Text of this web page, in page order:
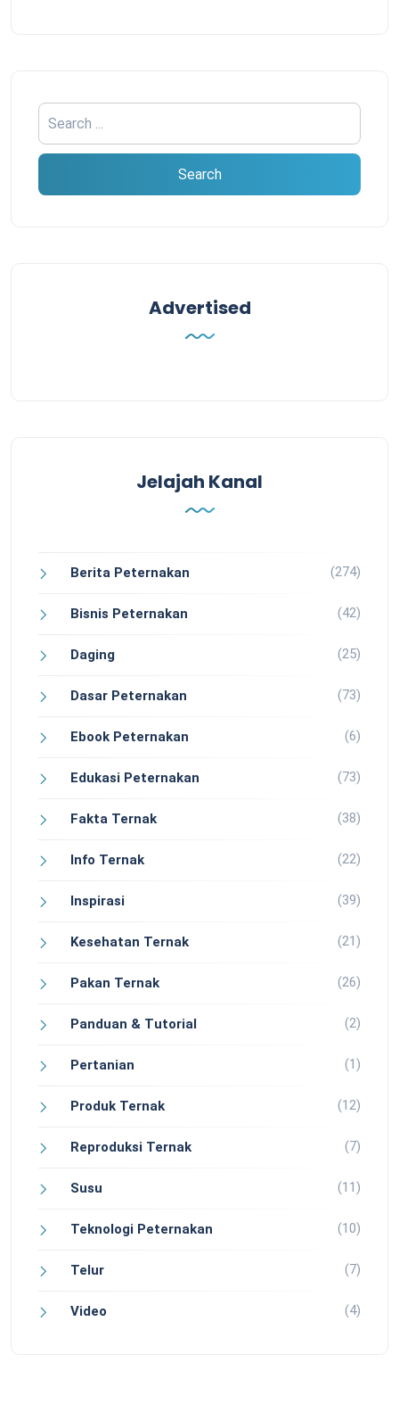
Advertised
Jelajah Kanal
Berita Peternakan (274)
Bisnis Peternakan (42)
Daging (25)
Dasar Peternakan (73)
Ebook Peternakan (6)
Edukasi Peternakan (73)
Fakta Ternak (38)
Info Ternak (22)
Inspirasi (39)
Kesehatan Ternak (21)
Pakan Ternak (26)
Panduan & Tutorial (2)
Pertanian (1)
Produk Ternak (12)
Reproduksi Ternak (7)
Susu (11)
Teknologi Peternakan (10)
Telur (7)
Video (4)